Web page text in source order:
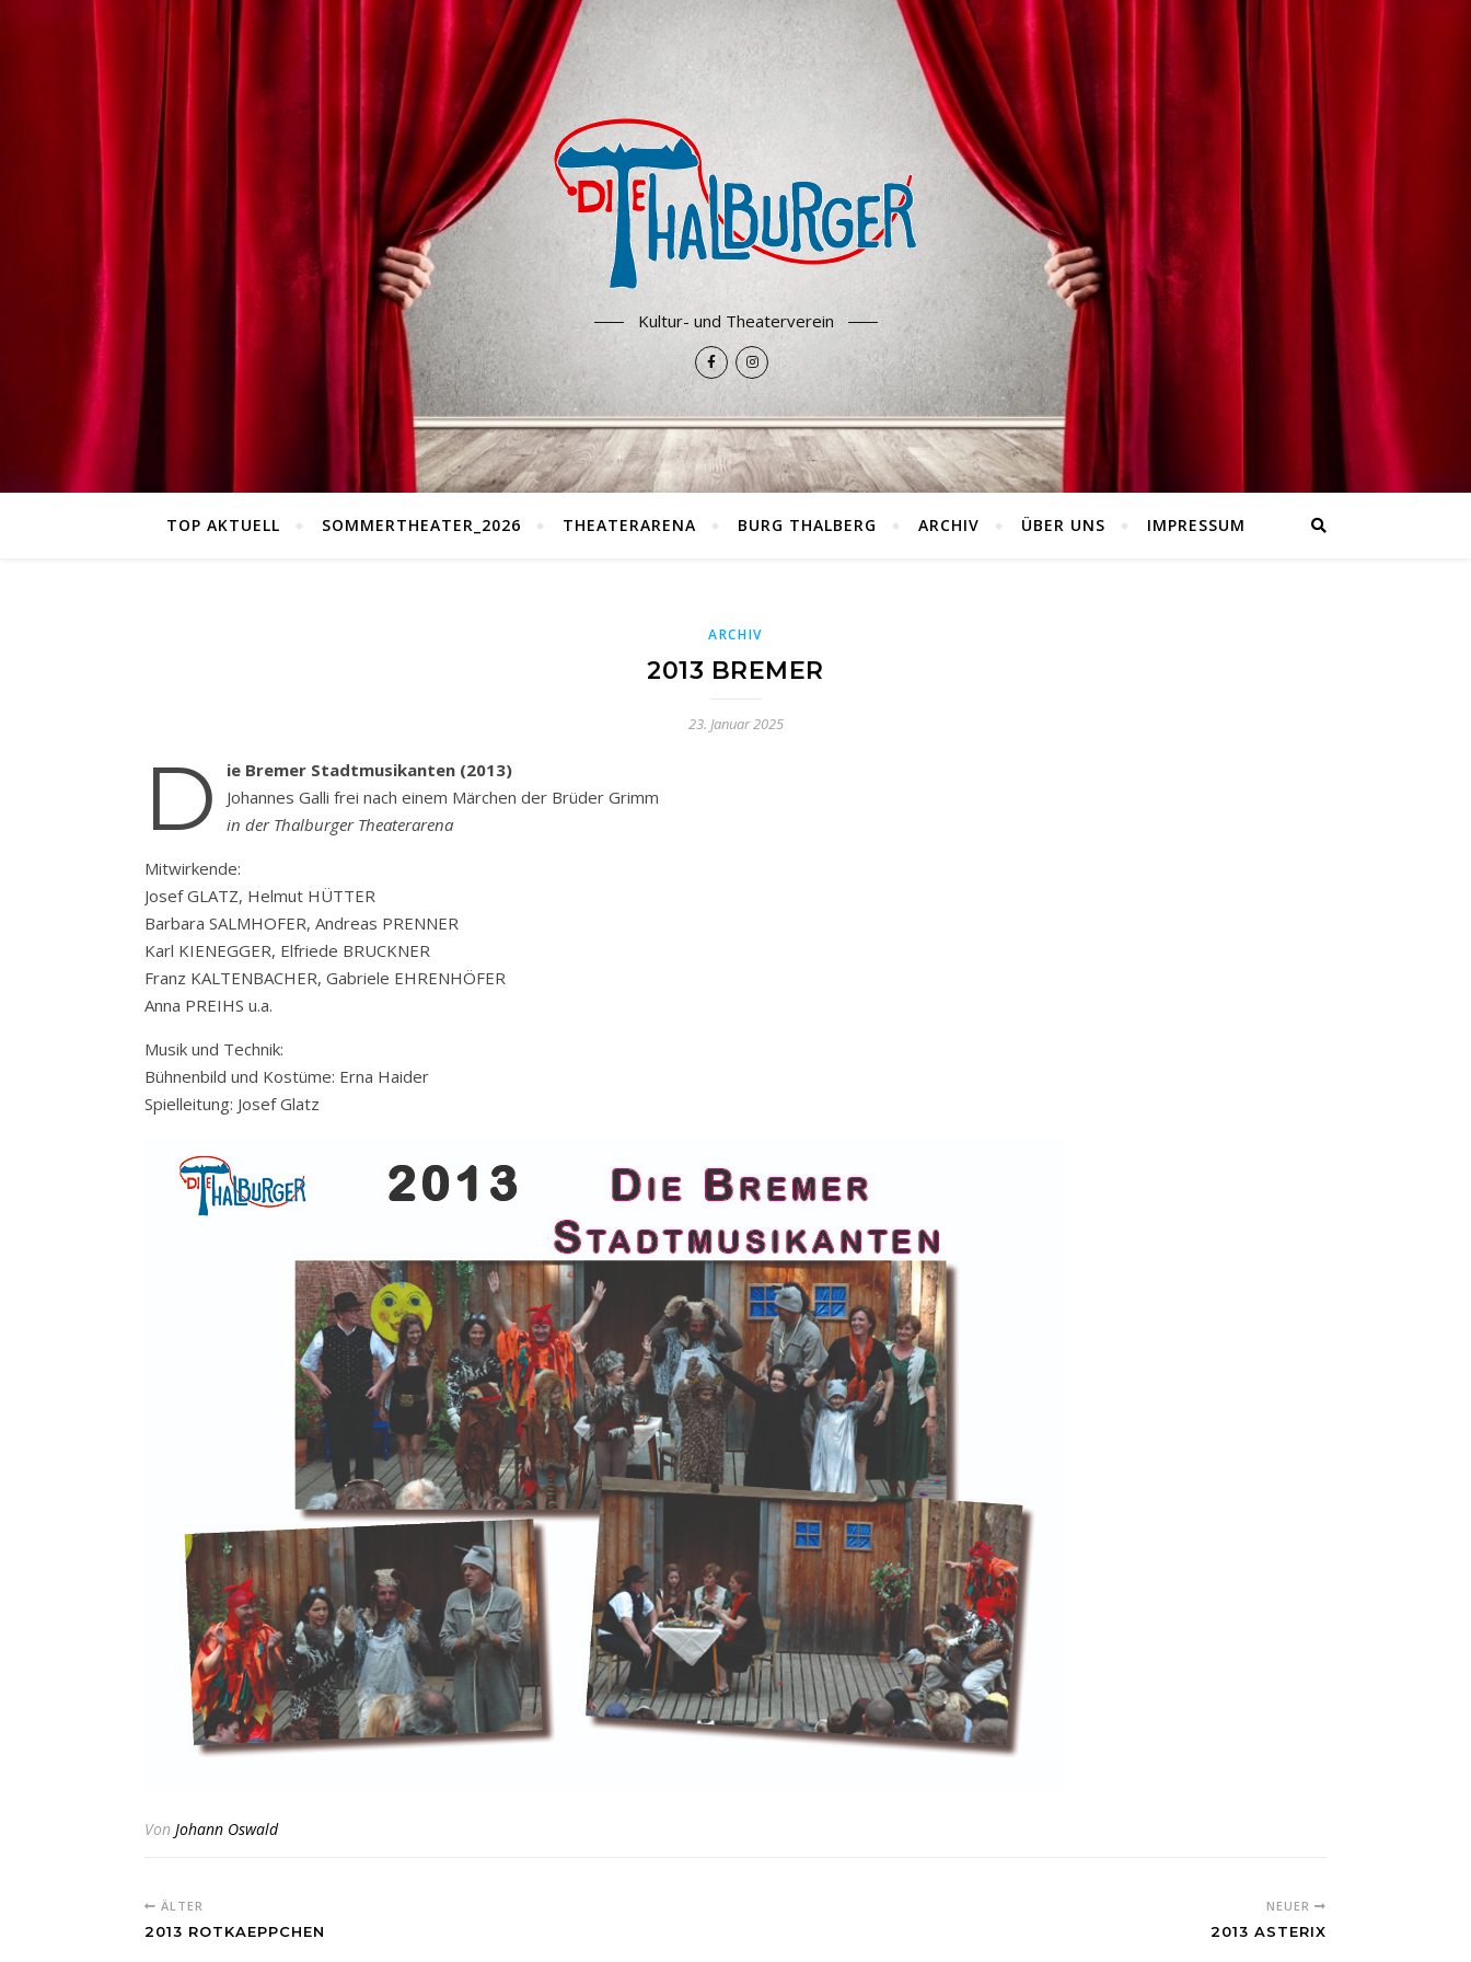
Kultur- und Theaterverein
TOP AKTUELL SOMMERTHEATER_2026 THEATERARENA BURG THALBERG ARCHIV ÜBER UNS IMPRESSUM
ARCHIV
2013 BREMER
23. Januar 2025
D
ie Bremer Stadtmusikanten (2013)
Johannes Galli frei nach einem Märchen der Brüder Grimm
in der Thalburger Theaterarena
Mitwirkende:
Josef GLATZ, Helmut HÜTTER
Barbara SALMHOFER, Andreas PRENNER
Karl KIENEGGER, Elfriede BRUCKNER
Franz KALTENBACHER, Gabriele EHRENHÖFER
Anna PREIHS u.a.
Musik und Technik:
Bühnenbild und Kostüme: Erna Haider
Spielleitung: Josef Glatz
Von Johann Oswald
ÄLTER
2013 ROTKAEPPCHEN
NEUER
2013 ASTERIX